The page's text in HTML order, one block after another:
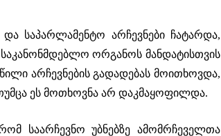
საპარლამენტო არჩევნები ჩატარდა,
ორგანოს მანდატისთვის
არჩევნების გადადებას მოითხოვდა,
ეს მოთხოვნა არ დაკმაყოფილდა.
საარჩევნო უბნებზე ამომრჩეველთა